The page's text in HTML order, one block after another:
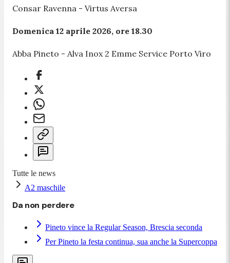
Consar Ravenna - Virtus Aversa
Domenica 12 aprile 2026, ore 18.30
Abba Pineto - Alva Inox 2 Emme Service Porto Viro
Tutte le news
A2 maschile
Da non perdere
Pineto vince la Regular Season, Brescia seconda
Per Pineto la festa continua, sua anche la Supercoppa